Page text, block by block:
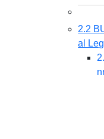
2.2
al